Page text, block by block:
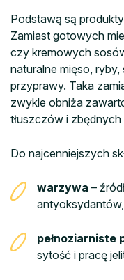
Podstawą są
Zamiast gotowych
czy kremowych
naturalne mięso,
przyprawy. Taka
zwykle obniża
tłuszczów i
Do najcenniejszych
warzywa –
antyoksydantów,
pełnoziarniste
sytość i pracę